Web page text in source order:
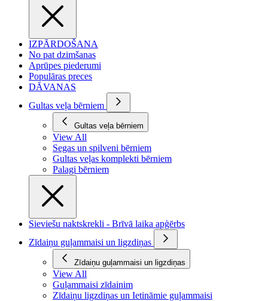
IZPĀRDOŠANA
No pat dzimšanas
Aprūpes piederumi
Populāras preces
DĀVANAS
Gultas veļa bērniem
Gultas veļa bērniem
View All
Segas un spilveni bērniem
Gultas veļas komplekti bērniem
Palagi bērniem
Sieviešu naktskrekli - Brīvā laika apģērbs
Zīdaiņu guļammaisi un ligzdiņas
Zīdaiņu guļammaisi un ligzdiņas
View All
Guļammaisi zīdainim
Zīdaiņu ligzdiņas un Ietināmie guļammaisi